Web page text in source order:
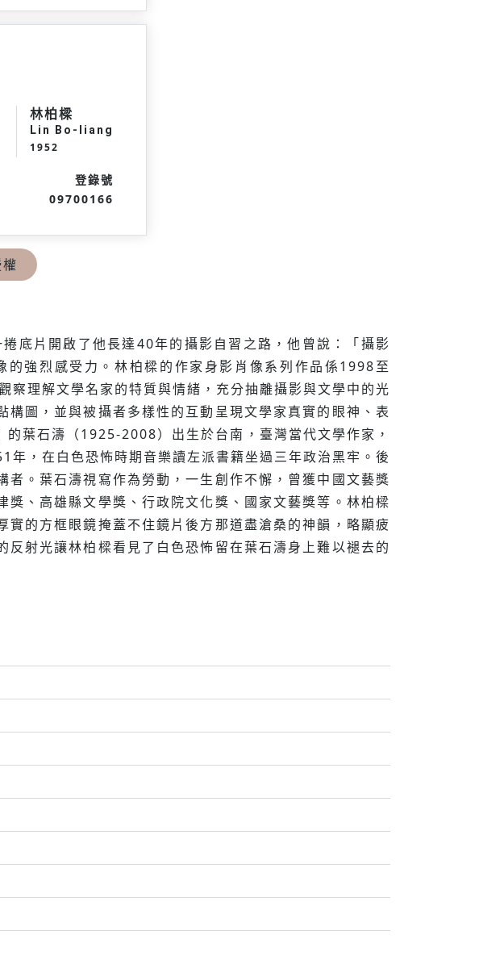
林柏樑
Lin Bo-liang
1952
登錄號
09700166
底片開啟了他長達40年的攝影自習之路，他曾說：「攝影
強烈感受力。林柏樑的作家身影肖像系列作品係1998至
理解文學名家的特質與情緒，充分抽離攝影與文學中的光
圖，並與被攝者多樣性的互動呈現文學家真實的眼神、表
葉石濤（1925-2008）出生於台南，臺灣當代文學作家，
，在白色恐怖時期音樂讀左派書籍坐過三年政治黑牢。後
。葉石濤視寫作為勞動，一生創作不懈，曾獲中國文藝獎
、高雄縣文學獎、行政院文化獎、國家文藝獎等。林柏樑
的方框眼鏡掩蓋不住鏡片後方那道盡滄桑的神韻，略顯疲
射光讓林柏樑看見了白色恐怖留在葉石濤身上難以褪去的